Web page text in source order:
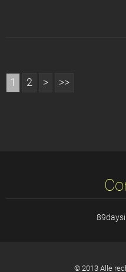
1 2 > >>
© 2013 Alle